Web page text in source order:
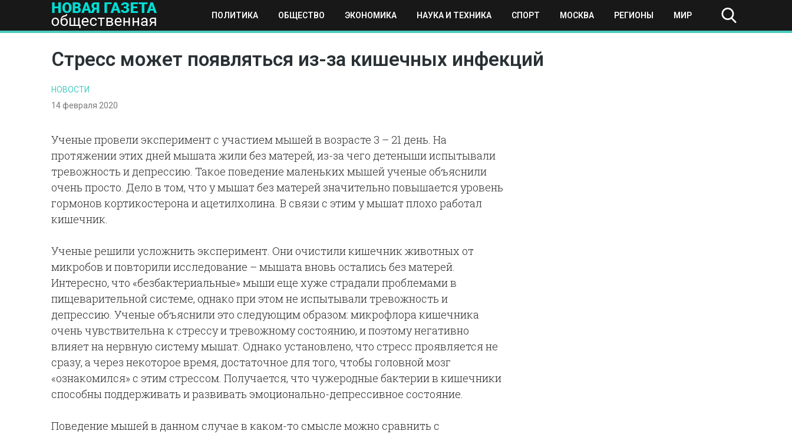
ПОЛИТИКА ОБЩЕСТВО ЭКОНОМИКА НАУКА И ТЕХНИКА СПОРТ МОСКВА РЕГИОНЫ МИР
ПОЛИТИКА ОБЩЕСТВО ЭКОНОМИКА НАУКА И ТЕХНИКА СПОРТ МОСКВА РЕГИОНЫ МИР
Стресс может появляться из-за кишечных инфекций
НОВОСТИ
14 февраля 2020
Ученые провели эксперимент с участием мышей в возрасте 3 – 21 день. На
протяжении этих дней мышата жили без матерей, из-за чего детеныши испытывали
тревожность и депрессию. Такое поведение маленьких мышей ученые объяснили
очень просто. Дело в том, что у мышат без матерей значительно повышается уровень
гормонов кортикостерона и ацетилхолина. В связи с этим у мышат плохо работал
кишечник.
Ученые решили усложнить эксперимент. Они очистили кишечник животных от
микробов и повторили исследование – мышата вновь остались без матерей.
Интересно, что «безбактериальные» мыши еще хуже страдали проблемами в
пищеварительной системе, однако при этом не испытывали тревожность и
депрессию. Ученые объяснили это следующим образом: микрофлора кишечника
очень чувствительна к стрессу и тревожному состоянию, и поэтому негативно
влияет на нервную систему мышат. Однако установлено, что стресс проявляется не
сразу, а через некоторое время, достаточное для того, чтобы головной мозг
«ознакомился» с этим стрессом. Получается, что чужеродные бактерии в кишечники
способны поддерживать и развивать эмоционально-депрессивное состояние.
Поведение мышей в данном случае в каком-то смысле можно сравнить с